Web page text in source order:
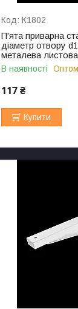
К1802
П'ята приварна
діаметр отвору
металева листова
В наявності Оптом
117 ₴
Купити